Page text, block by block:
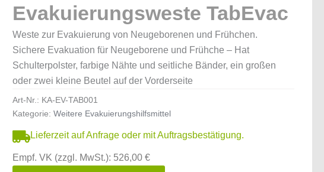
Evakuierungsweste TabEvac
Weste zur Evakuierung von Neugeborenen und Frühchen.
Sichere Evakuation für Neugeborene und Frühche – Hat
Schulterpolster, farbige Nähte und seitliche Bänder, ein großen
oder zwei kleine Beutel auf der Vorderseite
Art-Nr.: KA-EV-TAB001
Kategorie: Weitere Evakuierungshilfsmittel
Lieferzeit auf Anfrage oder mit Auftragsbestätigung.
Empf. VK (zzgl. MwSt.): 526,00 €